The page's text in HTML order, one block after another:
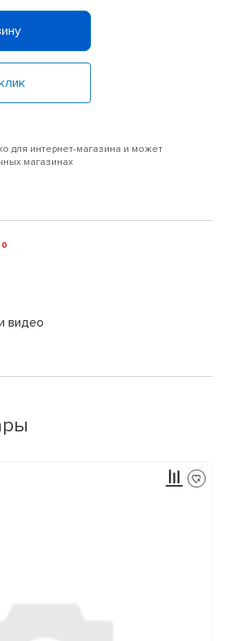
для интернет-магазина и может
магазинах
видео